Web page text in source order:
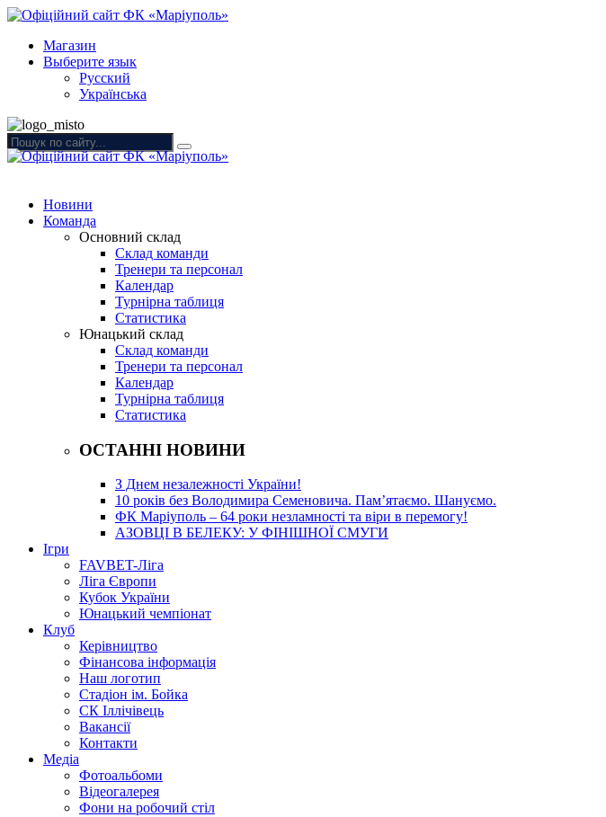
Магазин
Выберите язык
Русский
Українська
Новини
Команда
Основний склад
Склад команди
Тренери та персонал
Календар
Турнірна таблиця
Статистика
Юнацький склад
Склад команди
Тренери та персонал
Календар
Турнірна таблиця
Статистика
ОСТАННІ НОВИНИ
З Днем незалежності України!
10 років без Володимира Семеновича. Пам’ятаємо. Шануємо.
ФК Маріуполь – 64 роки незламності та віри в перемогу!
АЗОВЦІ В БЕЛЕКУ: У ФІНІШНОЇ СМУГИ
Ігри
FAVBET-Ліга
Ліга Європи
Кубок України
Юнацький чемпіонат
Клуб
Керівництво
Фінансова інформація
Наш логотип
Стадіон ім. Бойка
СК Іллічівець
Вакансії
Контакти
Медіа
Фотоальбоми
Відеогалерея
Фони на робочий стіл